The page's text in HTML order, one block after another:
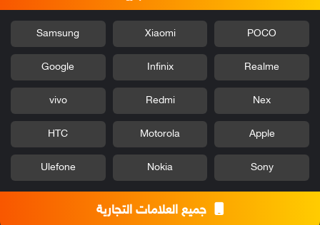
POCO
Xiaomi
Samsung
Realme
Infinix
Google
Nex
Redmi
vivo
Apple
Motorola
HTC
Sony
Nokia
Ulefone
جميع العلامات التجارية